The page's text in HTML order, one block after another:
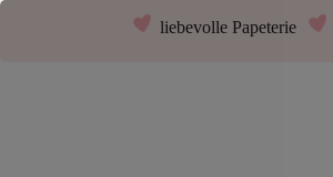
liebevolle Papeterie